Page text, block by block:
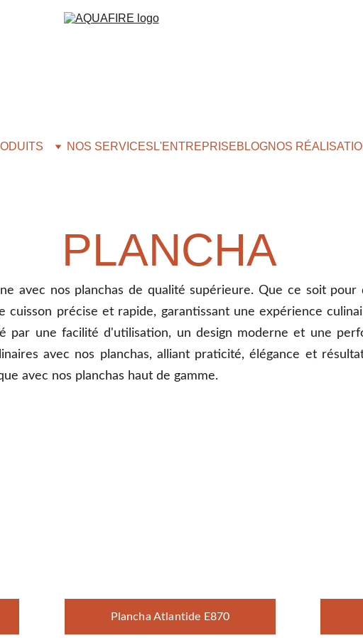
NOS SERVICES L'ENTREPRISEBLOGNOS
PLANCHA
avec nos planchas de qualité supérieure. Que ce soit
cuisson précise et rapide, garantissant une expérience
par une facilité d'utilisation, un design moderne et une
avec nos planchas, alliant praticité, élégance et
avec nos planchas haut de gamme.
Plancha Atlantide E870